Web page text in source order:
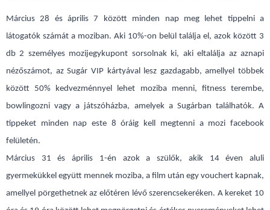
Március 28 és április 7 között minden nap meg lehet tippelni a
látogatók számát a moziban. Aki 10%-on belül találja el, azok között 3
db 2 személyes mozijegykupont sorsolnak ki, aki eltalálja az aznapi
nézőszámot, az Sugár VIP kártyával lesz gazdagabb, amellyel többek
között 50% kedvezménnyel lehet moziba menni, fitness terembe,
bowlingozni vagy a játszóházba, amelyek a Sugárban találhatók. A
tippeket minden nap este 8 óráig kell megtenni a mozi facebook
felületén.
Március 31 és április 1-én azok a szülők, akik 14 éven aluli
gyermekükkel együtt mennek moziba, a film után egy vouchert kapnak,
amellyel pörgethetnek az előtéren lévő szerencsekeréken. A kereket 10